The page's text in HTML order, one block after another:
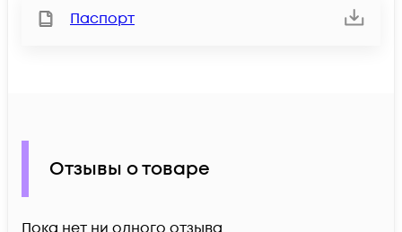
Паспорт
Отзывы о товаре